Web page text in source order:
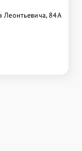
Леонтьевича, 84А